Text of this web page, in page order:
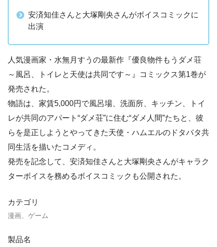
安済知佳さんと大塚剛央さんがボイスコミックに
出演
人気漫画家・水無月すうの最新作『優良物件もうダメ荘
～風呂、トイレと天使は共同です～』コミックス第1巻が
発売された。
物語は、家賃5,000円で風呂場、洗面所、キッチン、トイ
レが共同のアパート“ダメ荘”に住む“ダメ人間”たちと、彼
らを是正しようとやってきた天使・ハムエルのドタバタ共
同生活を描いたコメディ。
発売を記念して、安済知佳さんと大塚剛央さんがキャラク
ターボイスを務めるボイスコミックも公開された。
カテゴリ
漫画、ゲーム
製品名